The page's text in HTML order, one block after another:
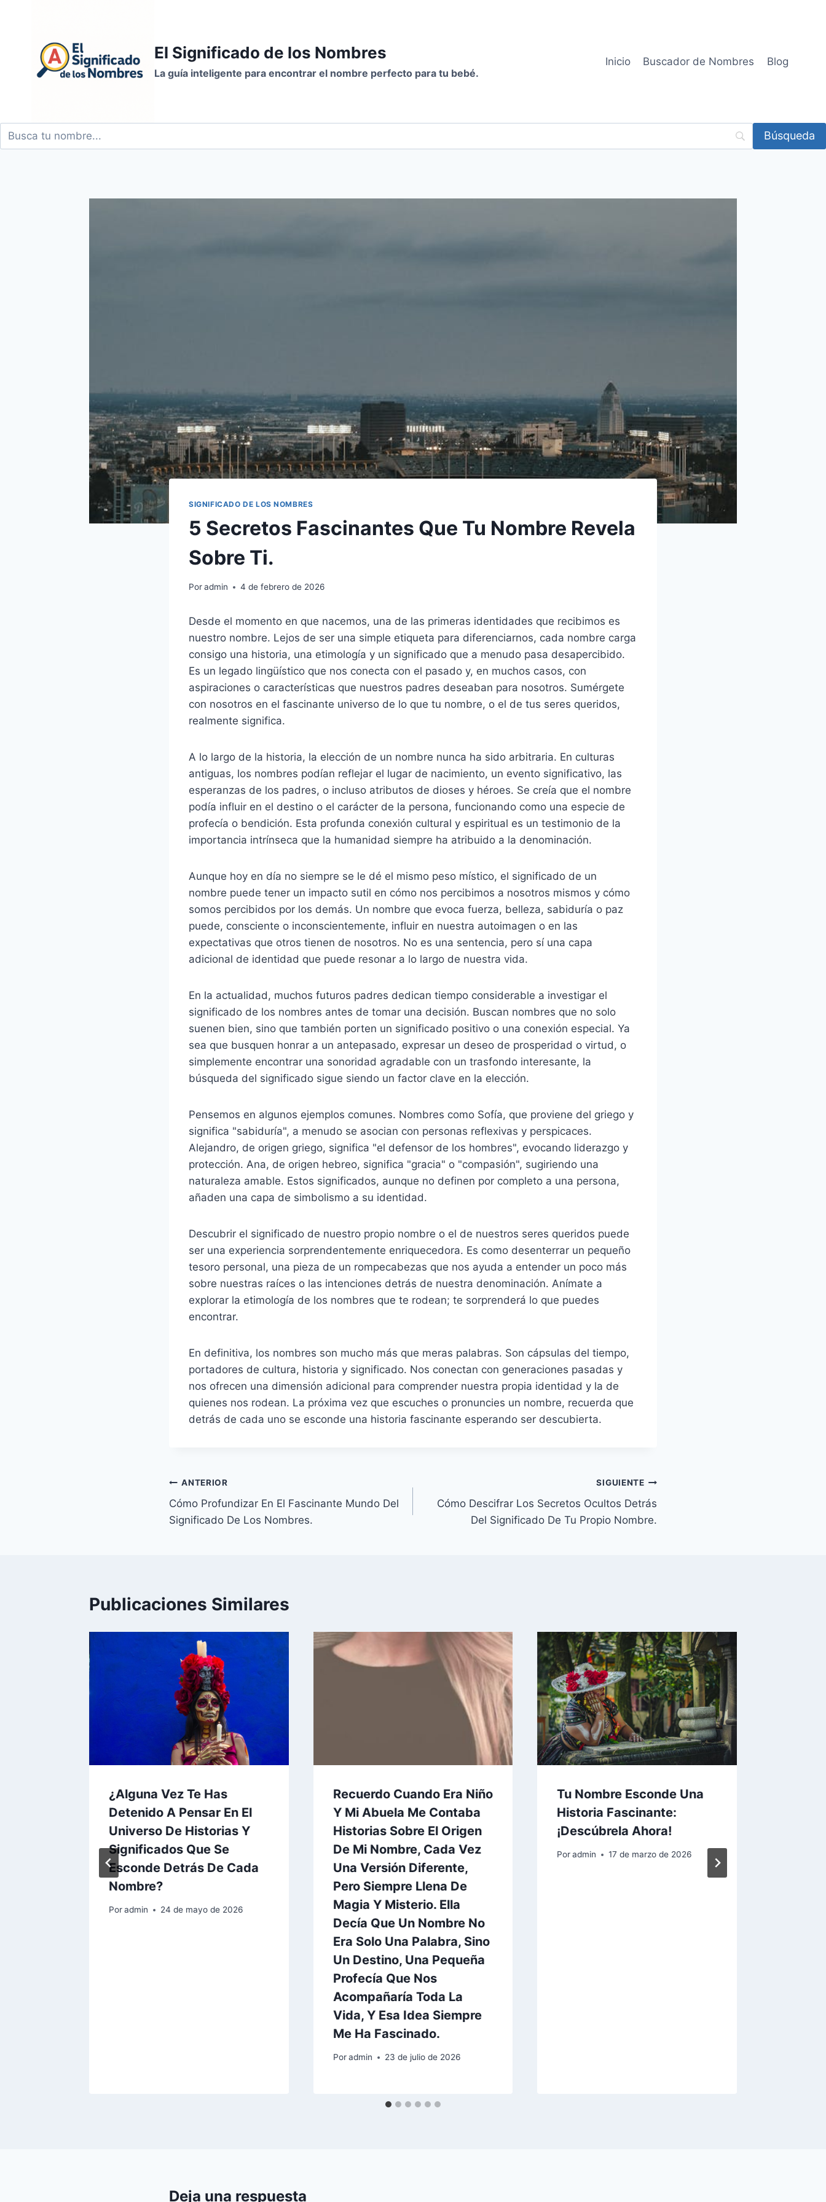
contenido
El Significado de los Nombres
La guía inteligente para encontrar el nombre perfecto para tu bebé.
Inicio Buscador de Nombres Blog
SIGNIFICADO DE LOS NOMBRES
5 Secretos Fascinantes Que Tu Nombre Revela
Sobre Ti.
Poradmin 4 de febrero de 2026
Desde el momento en que nacemos, una de las primeras identidades que recibimos es
nuestro nombre. Lejos de ser una simple etiqueta para diferenciarnos, cada nombre carga
consigo una historia, una etimología y un significado que a menudo pasa desapercibido.
Es un legado lingüístico que nos conecta con el pasado y, en muchos casos, con
aspiraciones o características que nuestros padres deseaban para nosotros. Sumérgete
con nosotros en el fascinante universo de lo que tu nombre, o el de tus seres queridos,
realmente significa.
A lo largo de la historia, la elección de un nombre nunca ha sido arbitraria. En culturas
antiguas, los nombres podían reflejar el lugar de nacimiento, un evento significativo, las
esperanzas de los padres, o incluso atributos de dioses y héroes. Se creía que el nombre
podía influir en el destino o el carácter de la persona, funcionando como una especie de
profecía o bendición. Esta profunda conexión cultural y espiritual es un testimonio de la
importancia intrínseca que la humanidad siempre ha atribuido a la denominación.
Aunque hoy en día no siempre se le dé el mismo peso místico, el significado de un
nombre puede tener un impacto sutil en cómo nos percibimos a nosotros mismos y cómo
somos percibidos por los demás. Un nombre que evoca fuerza, belleza, sabiduría o paz
puede, consciente o inconscientemente, influir en nuestra autoimagen o en las
expectativas que otros tienen de nosotros. No es una sentencia, pero sí una capa
adicional de identidad que puede resonar a lo largo de nuestra vida.
En la actualidad, muchos futuros padres dedican tiempo considerable a investigar el
significado de los nombres antes de tomar una decisión. Buscan nombres que no solo
suenen bien, sino que también porten un significado positivo o una conexión especial. Ya
sea que busquen honrar a un antepasado, expresar un deseo de prosperidad o virtud, o
simplemente encontrar una sonoridad agradable con un trasfondo interesante, la
búsqueda del significado sigue siendo un factor clave en la elección.
Pensemos en algunos ejemplos comunes. Nombres como Sofía, que proviene del griego y
significa "sabiduría", a menudo se asocian con personas reflexivas y perspicaces.
Alejandro, de origen griego, significa "el defensor de los hombres", evocando liderazgo y
protección. Ana, de origen hebreo, significa "gracia" o "compasión", sugiriendo una
naturaleza amable. Estos significados, aunque no definen por completo a una persona,
añaden una capa de simbolismo a su identidad.
Descubrir el significado de nuestro propio nombre o el de nuestros seres queridos puede
ser una experiencia sorprendentemente enriquecedora. Es como desenterrar un pequeño
tesoro personal, una pieza de un rompecabezas que nos ayuda a entender un poco más
sobre nuestras raíces o las intenciones detrás de nuestra denominación. Anímate a
explorar la etimología de los nombres que te rodean; te sorprenderá lo que puedes
encontrar.
En definitiva, los nombres son mucho más que meras palabras. Son cápsulas del tiempo,
portadores de cultura, historia y significado. Nos conectan con generaciones pasadas y
nos ofrecen una dimensión adicional para comprender nuestra propia identidad y la de
quienes nos rodean. La próxima vez que escuches o pronuncies un nombre, recuerda que
detrás de cada uno se esconde una historia fascinante esperando ser descubierta.
Navegación
de
ANTERIOR
Cómo Profundizar En El Fascinante Mundo Del
Significado De Los Nombres.
SIGUIENTE
Cómo Descifrar Los Secretos Ocultos Detrás
Del Significado De Tu Propio Nombre.
Publicaciones Similares
¿Alguna Vez Te Has
Detenido A Pensar En El
Universo De Historias Y
Significados Que Se
Esconde Detrás De Cada
Nombre?
Poradmin 24 de mayo de 2026
Recuerdo Cuando Era Niño
Y Mi Abuela Me Contaba
Historias Sobre El Origen
De Mi Nombre, Cada Vez
Una Versión Diferente,
Pero Siempre Llena De
Magia Y Misterio. Ella
Decía Que Un Nombre No
Era Solo Una Palabra, Sino
Un Destino, Una Pequeña
Profecía Que Nos
Acompañaría Toda La
Vida, Y Esa Idea Siempre
Me Ha Fascinado.
Por admin 23 de julio de 2026
Tu Nombre Esconde Una
Historia Fascinante:
¡Descúbrela Ahora!
Por admin 17 de marzo de 2026
Deja una respuesta